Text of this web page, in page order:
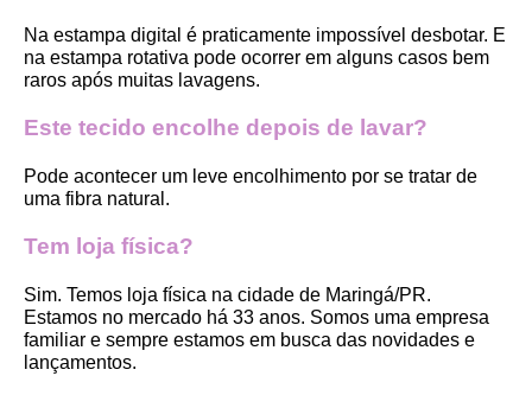
Na estampa digital é praticamente impossível desbotar. E
na estampa rotativa pode ocorrer em alguns casos bem
raros após muitas lavagens.
Este tecido encolhe depois de lavar?
Pode acontecer um leve encolhimento por se tratar de
uma fibra natural.
Tem loja física?
Sim. Temos loja física na cidade de Maringá/PR.
Estamos no mercado há 33 anos. Somos uma empresa
familiar e sempre estamos em busca das novidades e
lançamentos.